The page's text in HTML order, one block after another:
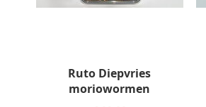
Ruto Diepvries
moriowormen